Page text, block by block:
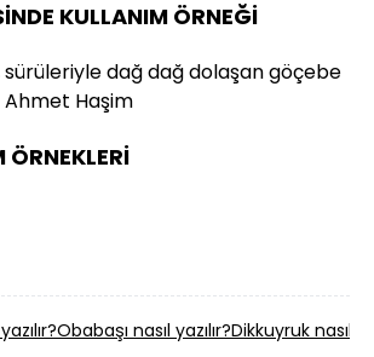
KULLANIM ÖRNEĞİ
sürüleriyle dağ dağ dolaşan göçebe
Ahmet Haşim
Obabaşı nasıl yazılır?Dikkuyruk nasıl